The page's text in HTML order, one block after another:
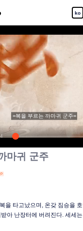
ko
=복을 부르는 까마귀 군주=
마귀 군주
을 타고났으며, 온갖 짐승을
아 난장터에 버려진다. 세세